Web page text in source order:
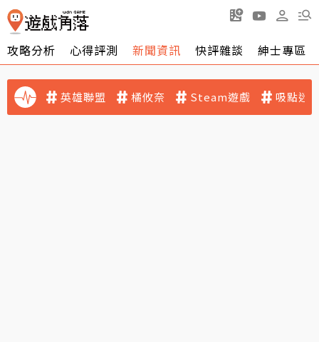
攻略分析 心得評測 新聞資訊 快評雜談 紳士專區
英雄聯盟 橘攸奈 Steam遊戲 吸點迷